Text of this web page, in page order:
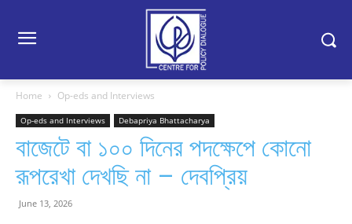
Home Op-eds and Interviews
Op-eds and Interviews Debapriya Bhattacharya
বাজেটে বা ১০০ দিনের পদক্ষেপে কোনো
রূপরেখা দেখছি না – দেবপ্রিয়
June 13, 2026